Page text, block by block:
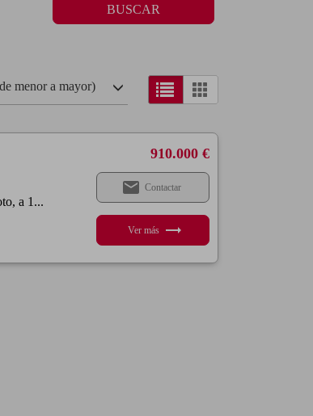
BUSCAR
menor a mayor)
a 1...
910.000 €
email Contactar
Ver más trending_flat